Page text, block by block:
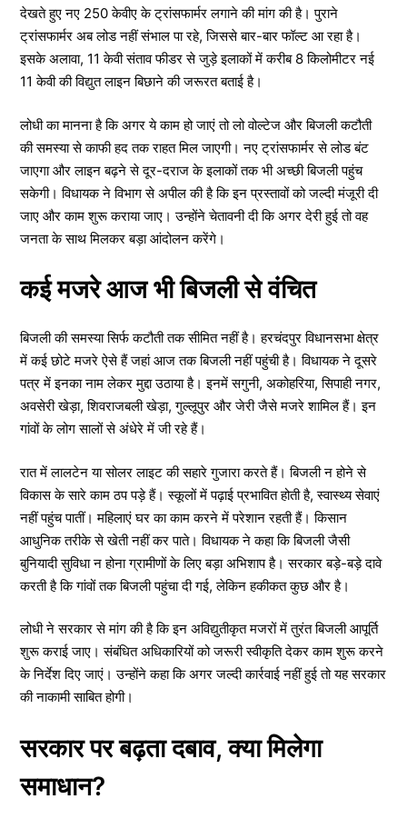
देखते हुए नए 250 केवीए के ट्रांसफार्मर लगाने की मांग की है। पुराने
ट्रांसफार्मर अब लोड नहीं संभाल पा रहे, जिससे बार-बार फॉल्ट आ रहा है।
इसके अलावा, 11 केवी संताव फीडर से जुड़े इलाकों में करीब 8 किलोमीटर नई
11 केवी की विद्युत लाइन बिछाने की जरूरत बताई है।
लोधी का मानना है कि अगर ये काम हो जाएं तो लो वोल्टेज और बिजली कटौती
की समस्या से काफी हद तक राहत मिल जाएगी। नए ट्रांसफार्मर से लोड बंट
जाएगा और लाइन बढ़ने से दूर-दराज के इलाकों तक भी अच्छी बिजली पहुंच
सकेगी। विधायक ने विभाग से अपील की है कि इन प्रस्तावों को जल्दी मंजूरी दी
जाए और काम शुरू कराया जाए। उन्होंने चेतावनी दी कि अगर देरी हुई तो वह
जनता के साथ मिलकर बड़ा आंदोलन करेंगे।
कई मजरे आज भी बिजली से वंचित
बिजली की समस्या सिर्फ कटौती तक सीमित नहीं है। हरचंदपुर विधानसभा क्षेत्र
में कई छोटे मजरे ऐसे हैं जहां आज तक बिजली नहीं पहुंची है। विधायक ने दूसरे
पत्र में इनका नाम लेकर मुद्दा उठाया है। इनमें सगुनी, अकोहरिया, सिपाही नगर,
अवसेरी खेड़ा, शिवराजबली खेड़ा, गुल्लूपुर और जेरी जैसे मजरे शामिल हैं। इन
गांवों के लोग सालों से अंधेरे में जी रहे हैं।
रात में लालटेन या सोलर लाइट की सहारे गुजारा करते हैं। बिजली न होने से
विकास के सारे काम ठप पड़े हैं। स्कूलों में पढ़ाई प्रभावित होती है, स्वास्थ्य सेवाएं
नहीं पहुंच पातीं। महिलाएं घर का काम करने में परेशान रहती हैं। किसान
आधुनिक तरीके से खेती नहीं कर पाते। विधायक ने कहा कि बिजली जैसी
बुनियादी सुविधा न होना ग्रामीणों के लिए बड़ा अभिशाप है। सरकार बड़े-बड़े दावे
करती है कि गांवों तक बिजली पहुंचा दी गई, लेकिन हकीकत कुछ और है।
लोधी ने सरकार से मांग की है कि इन अविद्युतीकृत मजरों में तुरंत बिजली आपूर्ति
शुरू कराई जाए। संबंधित अधिकारियों को जरूरी स्वीकृति देकर काम शुरू करने
के निर्देश दिए जाएं। उन्होंने कहा कि अगर जल्दी कार्रवाई नहीं हुई तो यह सरकार
की नाकामी साबित होगी।
सरकार पर बढ़ता दबाव, क्या मिलेगा
समाधान?